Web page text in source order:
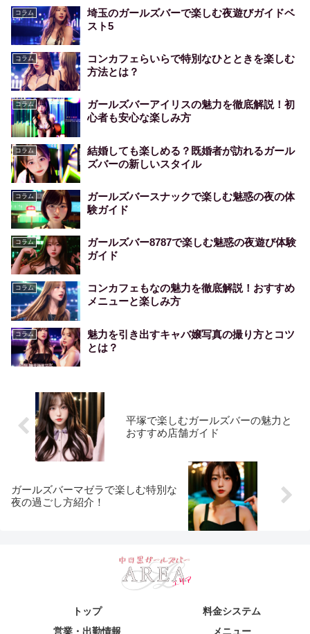
コラム
埼玉のガールズバーで楽しむ夜遊びガイドベ
スト5
コラム
コンカフェらいらで特別なひとときを楽しむ
方法とは？
コラム
ガールズバーアイリスの魅力を徹底解説！初
心者も安心な楽しみ方
コラム
結婚しても楽しめる？既婚者が訪れるガール
ズバーの新しいスタイル
コラム
ガールズバースナックで楽しむ魅惑の夜の体
験ガイド
コラム
ガールズバー8787で楽しむ魅惑の夜遊び体験
ガイド
コラム
コンカフェもなの魅力を徹底解説！おすすめ
メニューと楽しみ方
コラム
魅力を引き出すキャバ嬢写真の撮り方とコツ
とは？
平塚で楽しむガールズバーの魅力と
おすすめ店舗ガイド
ガールズバーマゼラで楽しむ特別な
夜の過ごし方紹介！
トップ
料金システム
営業・出勤情報
メニュー